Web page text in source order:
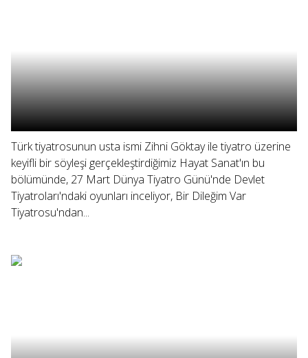
Türk tiyatrosunun usta ismi Zihni Göktay ile tiyatro üzerine
keyifli bir söyleşi gerçekleştirdiğimiz Hayat Sanat'ın bu
bölümünde, 27 Mart Dünya Tiyatro Günü'nde Devlet
Tiyatroları'ndaki oyunları inceliyor, Bir Dileğim Var
Tiyatrosu'ndan...